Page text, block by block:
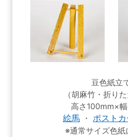
豆色紙立
（胡麻竹・折りた
高さ100mm×
絵馬 ・ ポストカ
※通常サイズ色紙